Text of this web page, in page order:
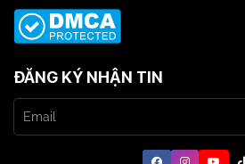
ĐĂNG KÝ NHẬN TIN